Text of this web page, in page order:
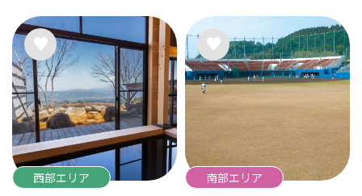
西部エリア 南部エリア